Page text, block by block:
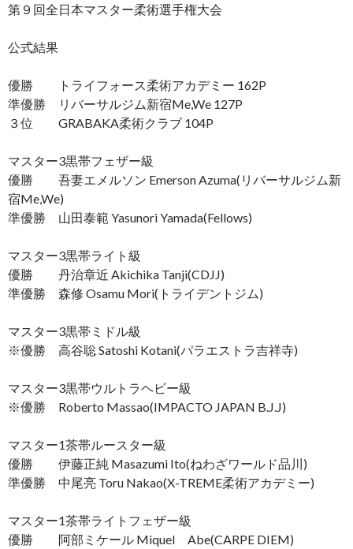
第９回全日本マスター柔術選手権大会
公式結果
優勝 トライフォース柔術アカデミー 162P
準優勝 リバーサルジム新宿Me,We 127P
３位 GRABAKA柔術クラブ 104P
マスター3黒帯フェザー級
優勝 吾妻エメルソン Emerson Azuma(リバーサルジム新
宿Me,We)
準優勝 山田泰範 Yasunori Yamada(Fellows)
マスター3黒帯ライト級
優勝 丹治章近 Akichika Tanji(CDJJ)
準優勝 森修 Osamu Mori(トライデントジム)
マスター3黒帯ミドル級
※優勝 高谷聡 Satoshi Kotani(パラエストラ吉祥寺)
マスター3黒帯ウルトラヘビー級
※優勝 Roberto Massao(IMPACTO JAPAN B.J.J)
マスター1茶帯ルースター級
優勝 伊藤正純 Masazumi Ito(ねわざワールド品川)
準優勝 中尾亮 Toru Nakao(X-TREME柔術アカデミー)
マスター1茶帯ライトフェザー級
優勝 阿部ミケール Miquel Abe(CARPE DIEM)